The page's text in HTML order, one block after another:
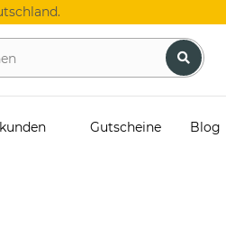
Gutscheine Blog